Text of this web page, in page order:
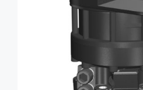
AJOUTER AU PANIER